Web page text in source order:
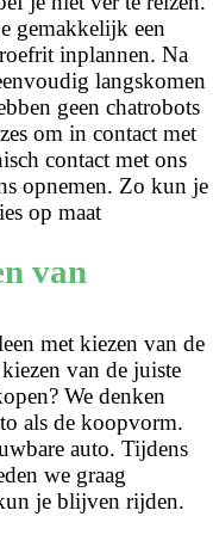
gemakkelijk een
inplannen. Na
langskomen
geen chatrobots
om in contact met
contact met ons
opnemen. Zo kun je
op maat
van
met kiezen van de
van de juiste
We denken
als de koopvorm.
auto. Tijdens
we graag
je blijven rijden.